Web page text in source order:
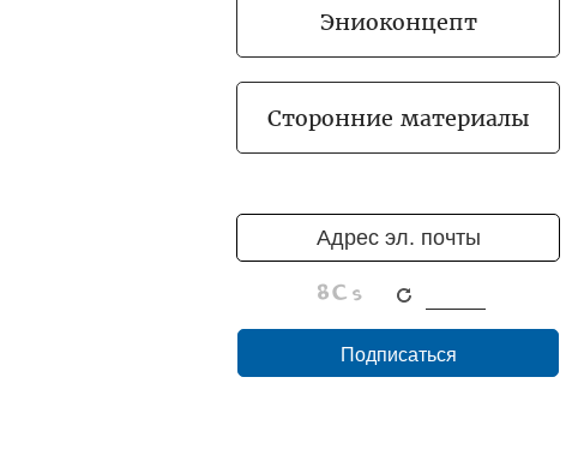
Эниоконцепт
Сторонние материалы